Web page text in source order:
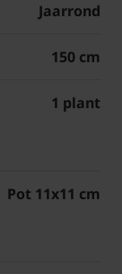
Jaarrond
150 cm
1 plant
Pot 11x11 cm